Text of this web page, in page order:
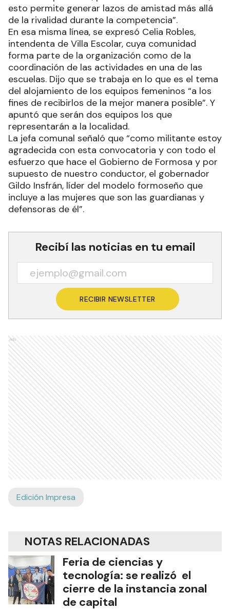
esto permite generar lazos de amistad más allá
de la rivalidad durante la competencia”.
En esa misma línea, se expresó Celia Robles,
intendenta de Villa Escolar, cuya comunidad
forma parte de la organización como de la
coordinación de las actividades en una de las
escuelas. Dijo que se trabaja en lo que es el tema
del alojamiento de los equipos femeninos “a los
fines de recibirlos de la mejor manera posible”. Y
apuntó que serán dos equipos los que
representarán a la localidad.
La jefa comunal señaló que “como militante estoy
agradecida con esta convocatoria y con todo el
esfuerzo que hace el Gobierno de Formosa y por
supuesto de nuestro conductor, el gobernador
Gildo Insfrán, líder del modelo formoseño que
incluye a las mujeres que son las guardianas y
defensoras de él”.
Recibí las noticias en tu email
RECIBIR NEWSLETTER
Ads
Edición Impresa
NOTAS RELACIONADAS
Feria de ciencias y
tecnología: se realizó el
cierre de la instancia zonal
de capital